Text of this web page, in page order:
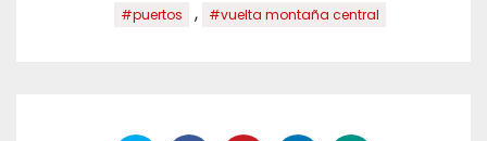
#puertos , #vuelta montaña central